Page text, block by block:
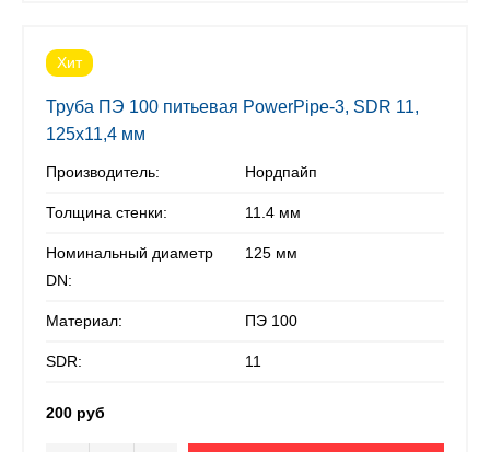
Хит
Труба ПЭ 100 питьевая PowerPipe-3, SDR 11,
125х11,4 мм
Производитель: Нордпайп
Толщина стенки: 11.4 мм
Номинальный диаметр
DN:
125 мм
Материал: ПЭ 100
SDR: 11
200 руб